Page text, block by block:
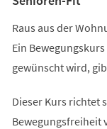
Raus aus der
Ein
gewünscht wird,
Dieser Kurs richtet
Bewegungsfreiheit